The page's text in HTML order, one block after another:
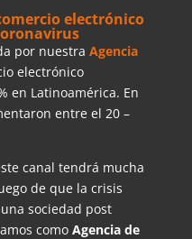
electrónico
por nuestra Agencia
electrónico
en Latinoamérica. En
entre el 20 –
canal tendrá mucha
de que la crisis
sociedad post
como Agencia de